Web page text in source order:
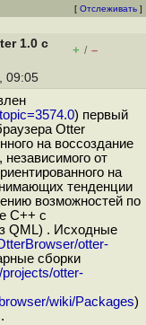
[ Отслеживать ]
1.0 с
+ / –
09:05
) первый
Otter
на воссоздание
от
на
тенденции
возможностей по
C++ с
QML) . Исходные
otter-
сборки
otter-
wiki/Packages)